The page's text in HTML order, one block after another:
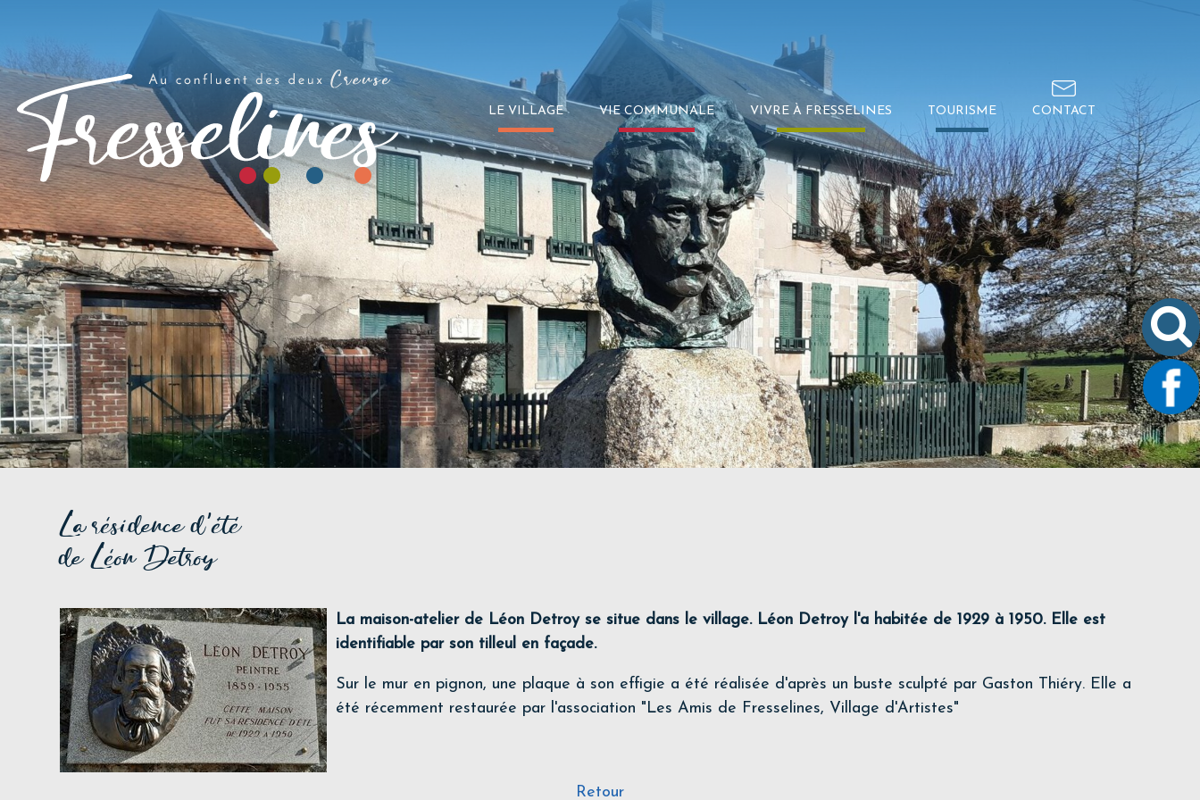
LE VILLAGE VIE COMMUNALE VIVRE À FRESSELINES TOURISME CONTACT
La résidence d'été
de Léon Detroy
La maison-atelier de Léon Detroy se situe dans le village. Léon Detroy l'a habitée de 1929 à 1950. Elle est
identifiable par son tilleul en façade.
Sur le mur en pignon, une plaque à son effigie a été réalisée d'après un buste sculpté par Gaston Thiéry. Elle a
été récemment restaurée par l'association "Les Amis de Fresselines, Village d'Artistes"
Retour